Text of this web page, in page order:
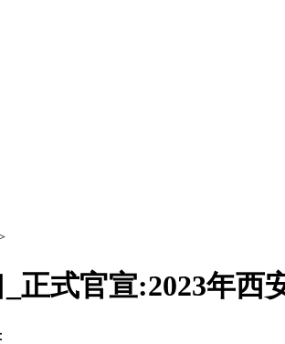
_正式官宣:2023年